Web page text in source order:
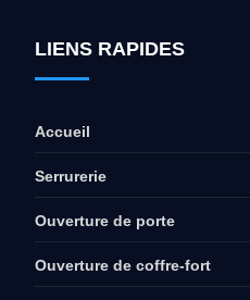
LIENS RAPIDES
Accueil
Serrurerie
Ouverture de porte
Ouverture de coffre-fort